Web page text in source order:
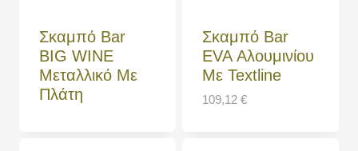
Σκαμπό Bar
BIG WINE
Μεταλλικό Με
Πλάτη
Σκαμπό Bar
EVA Αλουμινίου
Με Textline
109,12 €